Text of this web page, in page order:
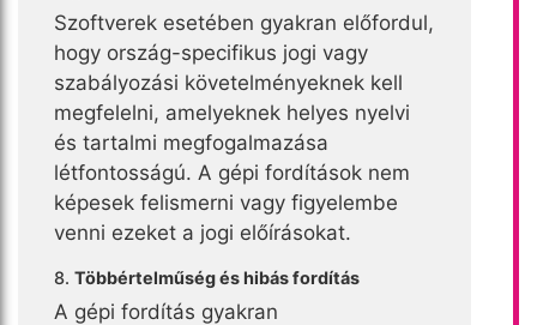
Szoftverek esetében gyakran előfordul,
hogy ország-specifikus jogi vagy
szabályozási követelményeknek kell
megfelelni, amelyeknek helyes nyelvi
és tartalmi megfogalmazása
létfontosságú. A gépi fordítások nem
képesek felismerni vagy figyelembe
venni ezeket a jogi előírásokat.
8. Többértelműség és hibás fordítás
A gépi fordítás gyakran